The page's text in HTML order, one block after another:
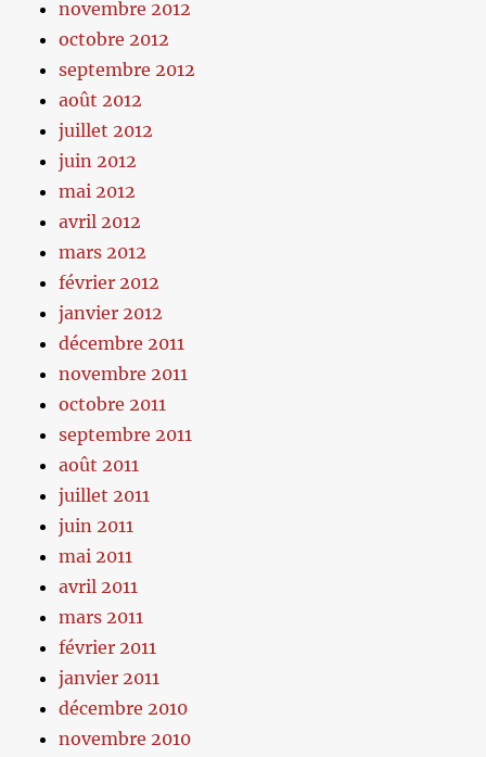
novembre 2012
octobre 2012
septembre 2012
août 2012
juillet 2012
juin 2012
mai 2012
avril 2012
mars 2012
février 2012
janvier 2012
décembre 2011
novembre 2011
octobre 2011
septembre 2011
août 2011
juillet 2011
juin 2011
mai 2011
avril 2011
mars 2011
février 2011
janvier 2011
décembre 2010
novembre 2010